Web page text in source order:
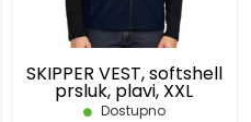
SKIPPER VEST, softshell
prsluk, plavi, XXL
Dostupno